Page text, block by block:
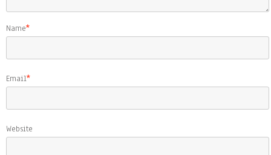
Name*
Email*
Website